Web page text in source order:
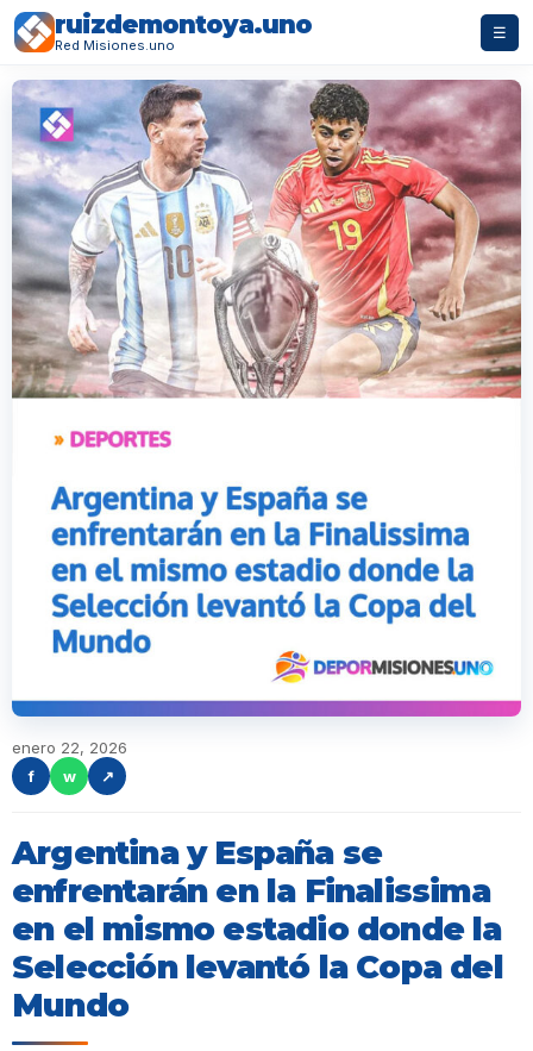
ruizdemontoya.uno
Red Misiones.uno
☰
enero 22, 2026
f
w ↗
Argentina y España se
enfrentarán en la Finalissima
en el mismo estadio donde la
Selección levantó la Copa del
Mundo